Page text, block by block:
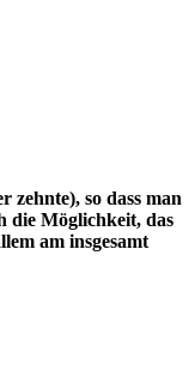
so dass man
die Möglichkeit, das
am insgesamt